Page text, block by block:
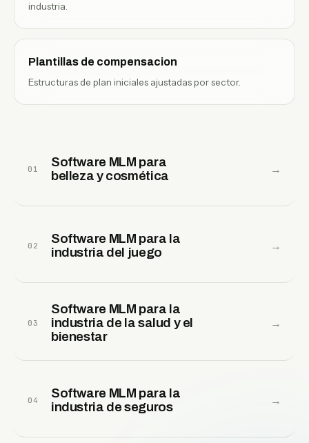
industria.
Plantillas de compensacion
Estructuras de plan iniciales ajustadas por sector.
01
Software MLM para
belleza y cosmética
→
02
Software MLM para la
industria del juego
→
03
Software MLM para la
industria de la salud y el
bienestar
→
04
Software MLM para la
industria de seguros
→